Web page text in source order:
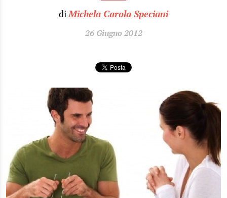
diMichela Carola Speciani
26 Giugno 2012